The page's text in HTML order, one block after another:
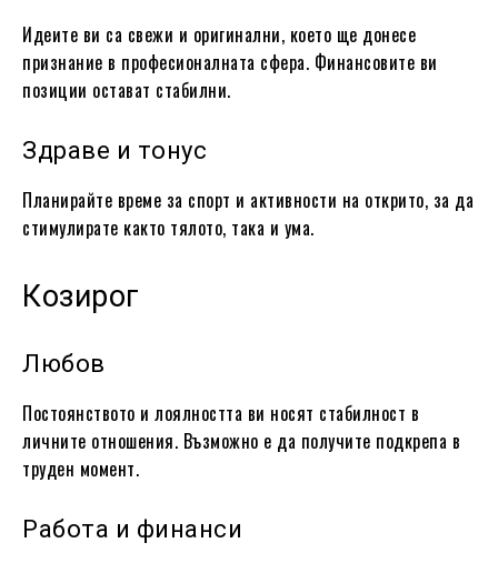
Идеите ви са свежи и оригинални, което ще донесе
признание в професионалната сфера. Финансовите ви
позиции остават стабилни.
Здраве и тонус
Планирайте време за спорт и активности на открито, за да
стимулирате както тялото, така и ума.
Козирог
Любов
Постоянството и лоялността ви носят стабилност в
личните отношения. Възможно е да получите подкрепа в
труден момент.
Работа и финанси